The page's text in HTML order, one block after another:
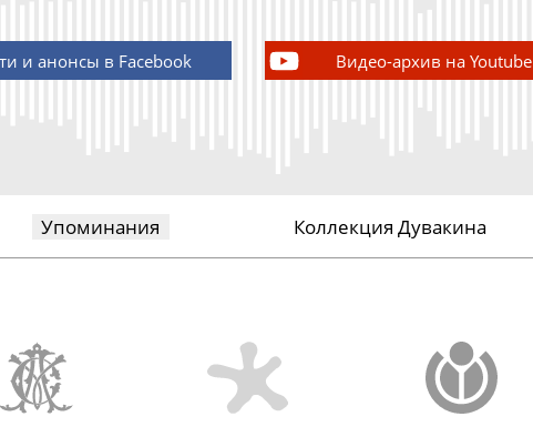
и анонсы в Facebook Видео-архив на Youtube
Упоминания Коллекция Дувакина